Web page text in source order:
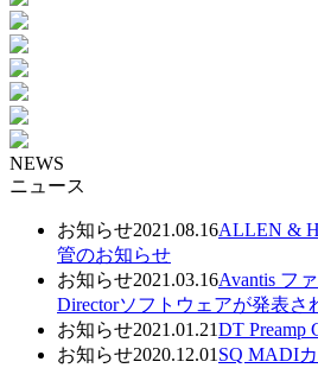
NEWS
ニュース
お知らせ2021.08.16ALLEN &
管のお知らせ
お知らせ2021.03.16Avantis フ
Directorソフトウェアが発表さ
お知らせ2021.01.21DT Preamp
お知らせ2020.12.01 SQ MADI